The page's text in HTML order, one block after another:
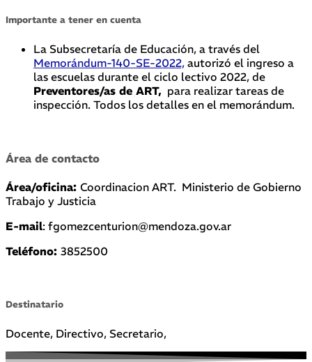
Importante a tener en cuenta
La Subsecretaría de Educación, a través del
Memorándum-140-SE-2022, autorizó el ingreso a
las escuelas durante el ciclo lectivo 2022, de
Preventores/as de ART, para realizar tareas de
inspección. Todos los detalles en el memorándum.
Área de contacto
Área/oficina: Coordinacion ART. Ministerio de Gobierno
Trabajo y Justicia
E-mail: fgomezcenturion@mendoza.gov.ar
Teléfono: 3852500
Destinatario
Docente, Directivo, Secretario,